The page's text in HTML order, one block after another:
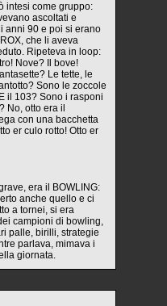
intesi come gruppo:
ascoltati e
anni 90 e poi si erano
che li aveva
Ripeteva in loop:
Nove? Il bove!
Le tette, le
Sono le zoccole
il 103? Sono i rasponi
No, otto era il
con una bacchetta
er culo rotto! Otto er
era il BOWLING:
anche quello e ci
a tornei, si era
campioni di bowling,
palle, birilli, strategie
parlava, mimava i
giornata.